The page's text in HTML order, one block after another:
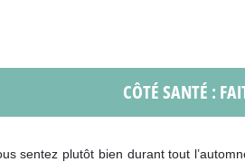
CÔTÉ SANTÉ :
sentez plutôt bien durant tout